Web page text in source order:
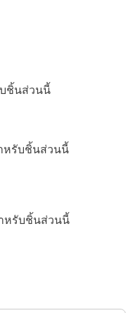
บชิ้นส่วนนี้
หรับชิ้นส่วนนี้
หรับชิ้นส่วนนี้